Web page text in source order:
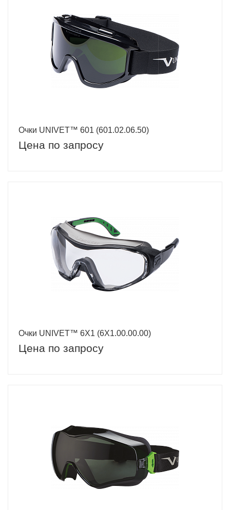
Очки UNIVET™ 601 (601.02.06.50)
Цена по запросу
Очки UNIVET™ 6Х1 (6Х1.00.00.00)
Цена по запросу